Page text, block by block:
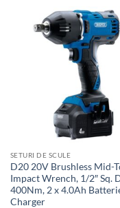
SETURI DE SCULE
D20 20V Brushless Mid-Torque
Impact Wrench, 1/2″ Sq.
400Nm, 2 x 4.0Ah
Charger